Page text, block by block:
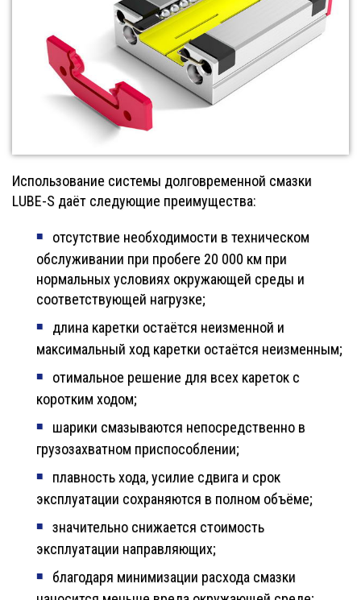
Использование системы долговременной смазки
LUBE-S даёт следующие преимущества:
отсутствие необходимости в техническом
обслуживании при пробеге 20 000 км при
нормальных условиях окружающей среды и
соответствующей нагрузке;
длина каретки остаётся неизменной и
максимальный ход каретки остаётся неизменным;
отимальное решение для всех кареток с
коротким ходом;
шарики смазываются непосредственно в
грузозахватном приспособлении;
плавность хода, усилие сдвига и срок
эксплуатации сохраняются в полном объёме;
значительно снижается стоимость
эксплуатации направляющих;
благодаря минимизации расхода смазки